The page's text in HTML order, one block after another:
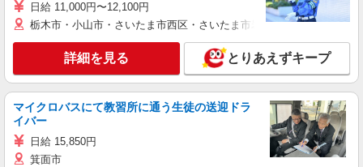
日給 11,000円〜12,100円
栃木市・小山市・さいたま市西区・さいたま市岩槻区・久喜市・蓮田
詳細を見る とりあえずキープ
マイクロバスにて教習所に通う生徒の送迎ドラ
イバー
日給 15,850円
箕面市